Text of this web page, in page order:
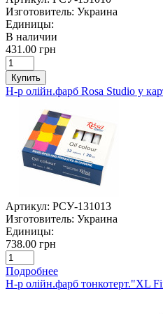
Изготовитель: Украина
Единицы:
В наличии
431.00 грн
Купить
Н-р олійн.фарб Rosa Studio у
Артикул: РСУ-131013
Изготовитель: Украина
Единицы:
738.00 грн
Подробнее
Н-р олійн.фарб тонкотерт."XL